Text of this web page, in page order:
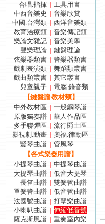
合唱.指揮
工具用書
中西音樂史
音樂欣賞
中國.台灣類
西洋音樂類
教育治療類
音樂傳記類
樂論文雜記
音樂美學
聲樂理論
鍵盤理論
弦樂器類書
管樂器類書
戲劇表演類
舞蹈類叢書
戲曲類叢書
其它叢書
兒童親子
電腦.錄音類
【鍵盤譜‧教材類】
中外教材區
一般鋼琴譜
原版獨奏譜
華人作品區
多手聯彈區
流行爵士區
影視劇.動畫
奧福.律動區
豎琴曲譜
管風琴
【各式樂器用譜】
小提琴曲譜
中提琴曲譜
大提琴曲譜
低音大提琴
長笛曲譜
雙簧管曲譜
單簧管曲譜
低音管曲譜
法國號曲譜
打擊樂曲譜
小喇叭曲譜
伸縮低音號
薩克斯風譜
重奏室內樂